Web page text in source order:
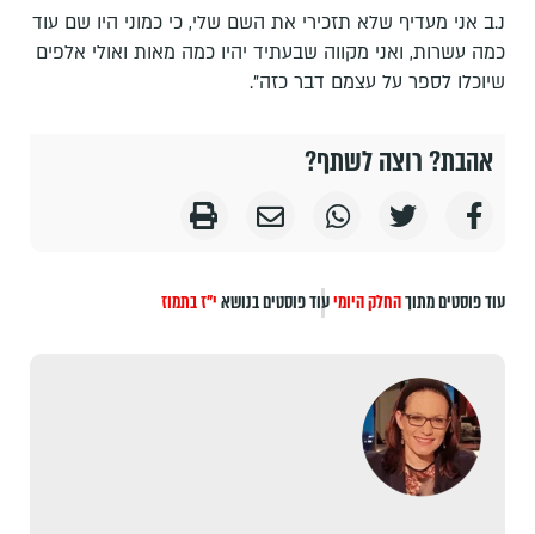
נ.ב אני מעדיף שלא תזכירי את השם שלי, כי כמוני היו שם עוד
כמה עשרות, ואני מקווה שבעתיד יהיו כמה מאות ואולי אלפים
שיוכלו לספר על עצמם דבר כזה".
אהבת? רוצה לשתף?
עוד פוסטים מתוךהחלק היומיעוד פוסטים בנושאי"ז בתמוז